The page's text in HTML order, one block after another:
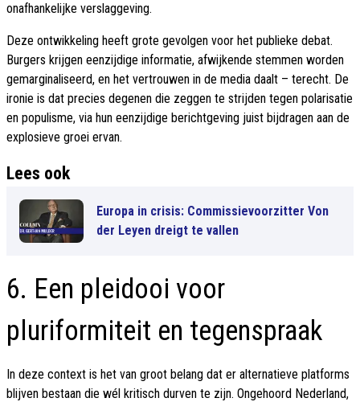
onafhankelijke verslaggeving.
Deze ontwikkeling heeft grote gevolgen voor het publieke debat.
Burgers krijgen eenzijdige informatie, afwijkende stemmen worden
gemarginaliseerd, en het vertrouwen in de media daalt – terecht. De
ironie is dat precies degenen die zeggen te strijden tegen polarisatie
en populisme, via hun eenzijdige berichtgeving juist bijdragen aan de
explosieve groei ervan.
Lees ook
Europa in crisis: Commissievoorzitter Von
der Leyen dreigt te vallen
6. Een pleidooi voor
pluriformiteit en tegenspraak
In deze context is het van groot belang dat er alternatieve platforms
blijven bestaan die wél kritisch durven te zijn. Ongehoord Nederland,